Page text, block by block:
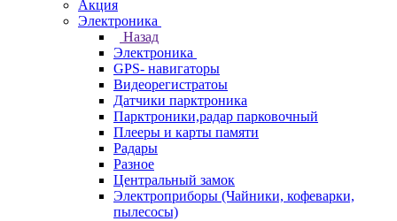
Акция
Электроника
Назад
Электроника
GPS- навигаторы
Видеорегистратоы
Датчики парктроника
Парктроники,радар парковочный
Плееры и карты памяти
Радары
Разное
Центральный замок
Электроприборы (Чайники, кофеварки,
пылесосы)